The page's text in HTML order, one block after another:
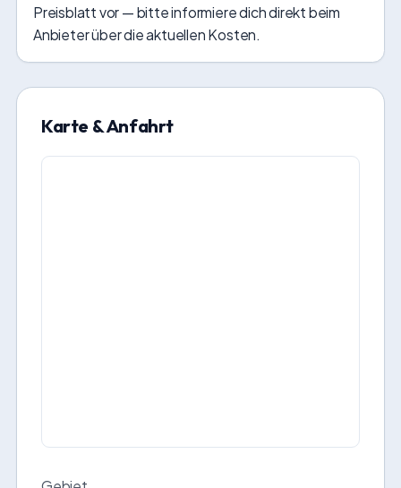
Preisblatt vor — bitte informiere dich direkt beim
Anbieter über die aktuellen Kosten.
Karte & Anfahrt